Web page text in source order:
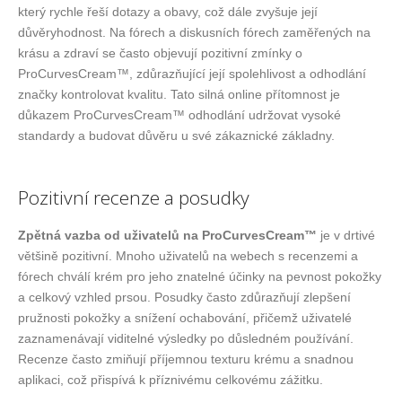
který rychle řeší dotazy a obavy, což dále zvyšuje její
důvěryhodnost. Na fórech a diskusních fórech zaměřených na
krásu a zdraví se často objevují pozitivní zmínky o
ProCurvesCream™, zdůrazňující její spolehlivost a odhodlání
značky kontrolovat kvalitu. Tato silná online přítomnost je
důkazem ProCurvesCream™ odhodlání udržovat vysoké
standardy a budovat důvěru u své zákaznické základny.
Pozitivní recenze a posudky
Zpětná vazba od uživatelů na ProCurvesCream™ je v drtivé
většině pozitivní. Mnoho uživatelů na webech s recenzemi a
fórech chválí krém pro jeho znatelné účinky na pevnost pokožky
a celkový vzhled prsou. Posudky často zdůrazňují zlepšení
pružnosti pokožky a snížení ochabování, přičemž uživatelé
zaznamenávají viditelné výsledky po důsledném používání.
Recenze často zmiňují příjemnou texturu krému a snadnou
aplikaci, což přispívá k příznivému celkovému zážitku.